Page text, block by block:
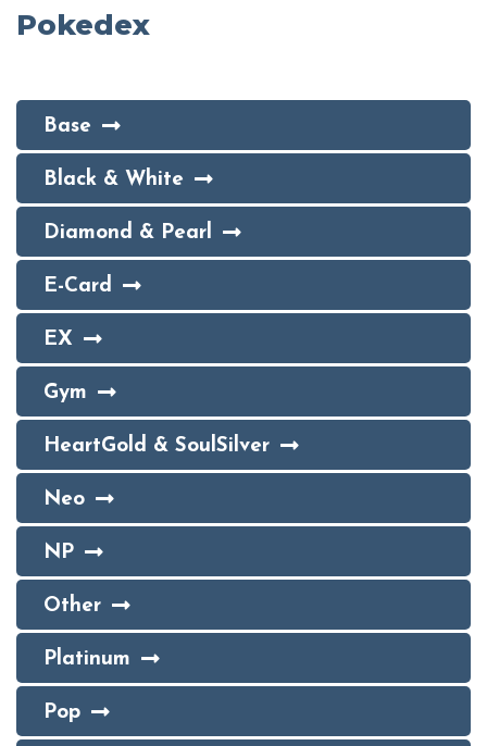
Pokedex
Base
Black & White
Diamond & Pearl
E-Card
EX
Gym
HeartGold & SoulSilver
Neo
NP
Other
Platinum
Pop